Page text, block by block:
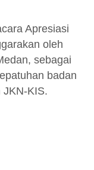
Apresiasi
oleh
sebagai
badan
JKN-KIS.